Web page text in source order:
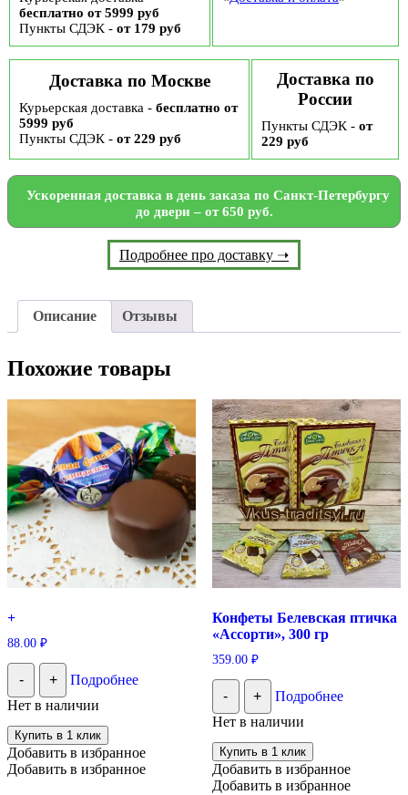
бесплатно от 5999 руб
Пункты СДЭК - от 179 руб
Доставка по Москве
Курьерская доставка - бесплатно от
5999 руб
Пункты СДЭК - от 229 руб
Доставка по
России
Пункты СДЭК - от
229 руб
Ускоренная доставка в день заказа по Санкт-Петербургу
до двери – от 650 руб.
Подробнее про доставку ➝
Описание Отзывы
Похожие товары
+
88.00 ₽
- +
Подробнее
Нет в наличии
Купить в 1 клик
Добавить в избранное
Добавить в избранное
Конфеты Белевская птичка
«Ассорти», 300 гр
359.00 ₽
- +
Подробнее
Нет в наличии
Купить в 1 клик
Добавить в избранное
Добавить в избранное